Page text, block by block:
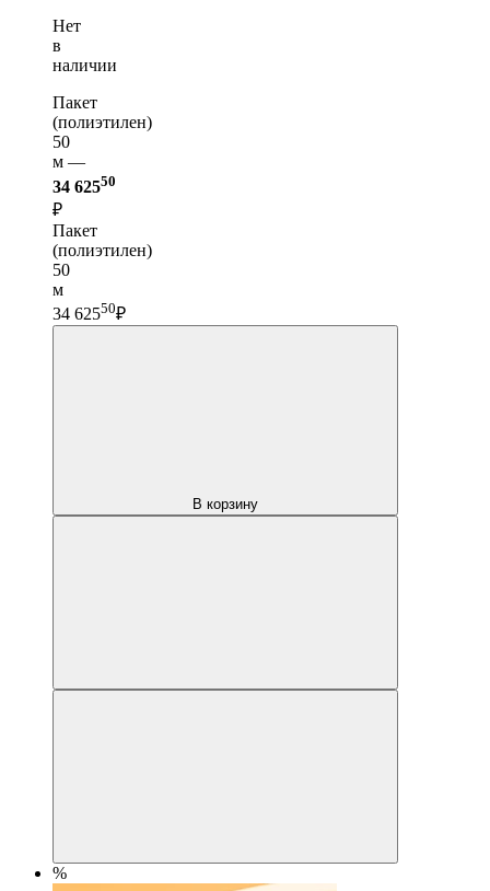
Нет
в
наличии
Пакет
(полиэтилен)
50
м —
34 62550
₽
Пакет
(полиэтилен)
50
м
34 62550₽
В корзину
%